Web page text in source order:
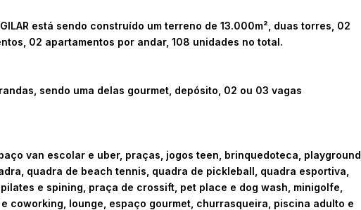
está sendo construído um terreno de 13.000m², duas torres, 02
02 apartamentos por andar, 108 unidades no total.
sendo uma delas gourmet, depósito, 02 ou 03 vagas
van escolar e uber, praças, jogos teen, brinquedoteca, playground,
quadra de beach tennis, quadra de pickleball, quadra esportiva,
e spining, praça de crossift, pet place e dog wash, minigolfe,
e coworking, lounge, espaço gourmet, churrasqueira, piscina adulto e